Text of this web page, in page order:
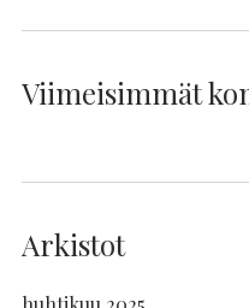
Viimeisimmät
Arkistot